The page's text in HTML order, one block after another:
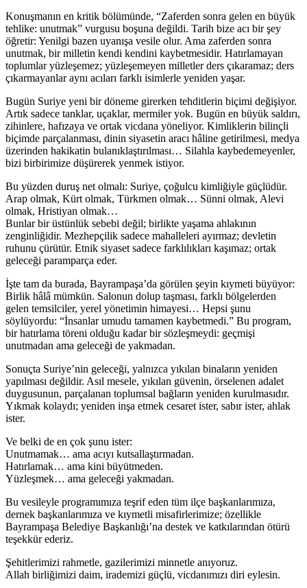
Konuşmanın en kritik bölümünde, “Zaferden sonra gelen en büyük
tehlike: unutmak” vurgusu boşuna değildi. Tarih bize acı bir şey
öğretir: Yenilgi bazen uyanışa vesile olur. Ama zaferden sonra
unutmak, bir milletin kendi kendini kaybetmesidir. Hatırlamayan
toplumlar yüzleşemez; yüzleşemeyen milletler ders çıkaramaz; ders
çıkarmayanlar aynı acıları farklı isimlerle yeniden yaşar.
Bugün Suriye yeni bir döneme girerken tehditlerin biçimi değişiyor.
Artık sadece tanklar, uçaklar, mermiler yok. Bugün en büyük saldırı,
zihinlere, hafızaya ve ortak vicdana yöneliyor. Kimliklerin bilinçli
biçimde parçalanması, dinin siyasetin aracı hâline getirilmesi, medya
üzerinden hakikatin bulanıklaştırılması… Silahla kaybedemeyenler,
bizi birbirimize düşürerek yenmek istiyor.
Bu yüzden duruş net olmalı: Suriye, çoğulcu kimliğiyle güçlüdür.
Arap olmak, Kürt olmak, Türkmen olmak… Sünni olmak, Alevi
olmak, Hristiyan olmak…
Bunlar bir üstünlük sebebi değil; birlikte yaşama ahlakının
zenginliğidir. Mezhepçilik sadece mahalleleri ayırmaz; devletin
ruhunu çürütür. Etnik siyaset sadece farklılıkları kaşımaz; ortak
geleceği paramparça eder.
İşte tam da burada, Bayrampaşa’da görülen şeyin kıymeti büyüyor:
Birlik hâlâ mümkün. Salonun dolup taşması, farklı bölgelerden
gelen temsilciler, yerel yönetimin himayesi… Hepsi şunu
söylüyordu: “İnsanlar umudu tamamen kaybetmedi.” Bu program,
bir hatırlama töreni olduğu kadar bir sözleşmeydi: geçmişi
unutmadan ama geleceği de yakmadan.
Sonuçta Suriye’nin geleceği, yalnızca yıkılan binaların yeniden
yapılması değildir. Asıl mesele, yıkılan güvenin, örselenen adalet
duygusunun, parçalanan toplumsal bağların yeniden kurulmasıdır.
Yıkmak kolaydı; yeniden inşa etmek cesaret ister, sabır ister, ahlak
ister.
Ve belki de en çok şunu ister:
Unutmamak… ama acıyı kutsallaştırmadan.
Hatırlamak… ama kini büyütmeden.
Yüzleşmek… ama geleceği yakmadan.
Bu vesileyle programımıza teşrif eden tüm ilçe başkanlarımıza,
dernek başkanlarımıza ve kıymetli misafirlerimize; özellikle
Bayrampaşa Belediye Başkanlığı’na destek ve katkılarından ötürü
teşekkür ederiz.
Şehitlerimizi rahmetle, gazilerimizi minnetle anıyoruz.
Allah birliğimizi daim, irademizi güçlü, vicdanımızı diri eylesin.